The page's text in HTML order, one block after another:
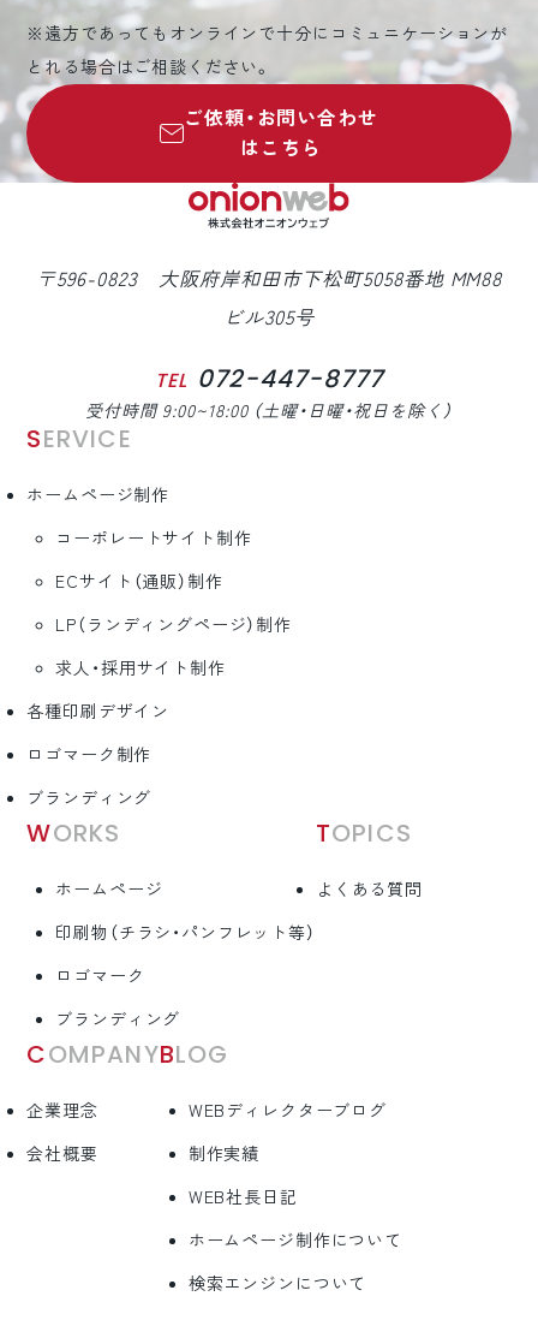
※遠方であってもオンラインで十分にコミュニケーションが
とれる場合はご相談ください。
ご依頼・お問い合わせ
はこちら
〒596-0823 大阪府岸和田市下松町5058番地 MM88
ビル305号
TEL 072-447-8777
受付時間 9:00~18:00 （土曜・日曜・祝日を除く）
SERVICE
ホームページ制作
コーポレートサイト制作
ECサイト（通販）制作
LP（ランディングページ）制作
求人・採用サイト制作
各種印刷デザイン
ロゴマーク制作
ブランディング
WORKS
ホームページ
印刷物（チラシ・パンフレット等）
ロゴマーク
ブランディング
TOPICS
よくある質問
COMPANY
企業理念
会社概要
BLOG
WEBディレクターブログ
制作実績
WEB社長日記
ホームページ制作について
検索エンジンについて